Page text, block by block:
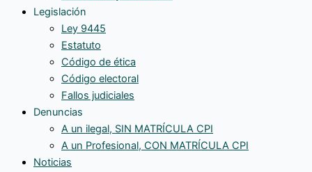
Legislación
Ley 9445
Estatuto
Código de ética
Código electoral
Fallos judiciales
Denuncias
A un ilegal, SIN MATRÍCULA CPI
A un Profesional, CON MATRÍCULA CPI
Noticias